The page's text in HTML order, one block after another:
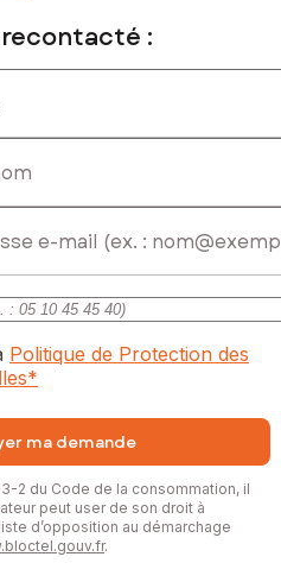
:
Politique de Protection des
*
ma demande
2 du Code de la consommation, il
peut user de son droit à
d’opposition au démarchage
.